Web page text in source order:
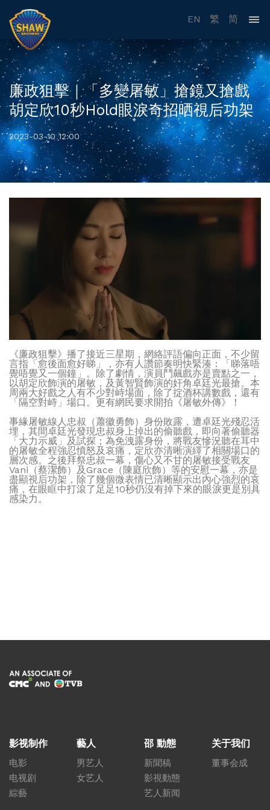
EN 繁 简
廉政狙擊｜「多變屠敏」搶鏡又搶戲
胡定欣10秒Hold眼淚奇招晒視后功架
2023-03-10 12:00
《廉政狙擊》播了接近三星期，網絡評語偏向正面，不少留
言指「愈後面愈好睇」，亦有人讚節奏明快緊湊：「睇落唔
覺唔覺又一個鐘」。除了劇情，演員鬥飆戲亦是賣點之一，
以胡定欣飾演的屠敏，及黃智賢飾演的奸角卓廷光最搶。本
周兩大好戲之人有不少對峙場面，除了掟酒杯講數戲，還有
「隔空對峙」場口。更有網民要求開拍《屠敏外傳》！
事緣屠敏線人忠叔（蕭徽勇飾）身份敗露，遭卓廷光殘忍活
埋，其間卓廷光發現忠叔身上掉出的偷聽戲，即向著偷聽器
「大力示威」及試探；為免洩露身份，將戰友慘況聽在耳中
的屠敏全程強忍憤怒及哀痛，定欣亦清晰演繹了相關場口的
層次感。之後拜祭忠叔一幕，傷心又不甘的屠敏接受戰友
Vani（蔡潔飾）及Grace（陳庭欣飾）等的安慰一幕，亦是
盡顯視后功架，除了幾個微表情已清晰顯示出內心強烈的哀
痛，在眼眶中打滾了足足10秒仍沒有掉下來的眼淚更是別具
感染力。
影视制作
电影
电视剧
綜藝
藝人
男艺人
女艺人
邵 動態
新聞稿
影視動態
艺人新闻
关于我们
董事会成